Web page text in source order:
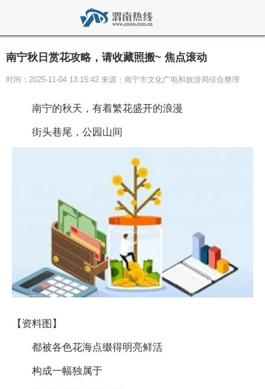
南宁秋日赏花攻略，请收藏照搬~ 焦点滚动
时间：2025-11-04 13:15:42 来源：南宁市文化广电和旅游局综合整理
南宁的秋天，有着繁花盛开的浪漫
街头巷尾，公园山间
【资料图】
都被各色花海点缀得明亮鲜活
构成一幅独属于